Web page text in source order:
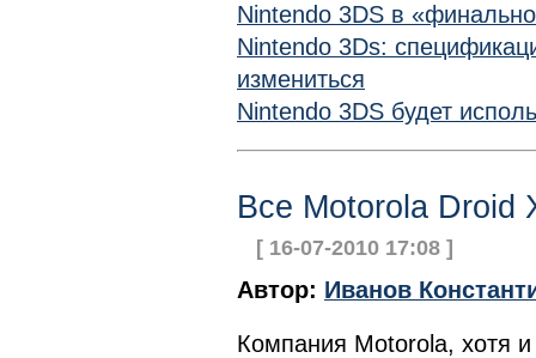
Nintendo 3DS в
Nintendo 3Ds:
измениться
Nintendo 3DS будет
Все Motorola Droid
[ 16-07-2010 17:08 ]
Автор: Иванов
Компания Motorola, хотя